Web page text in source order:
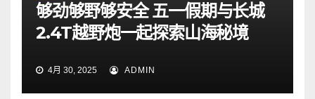
够劲够野够安全 五一假期与长城
2.4T越野炮一起探索山海秘境
4月 30, 2025 ADMIN